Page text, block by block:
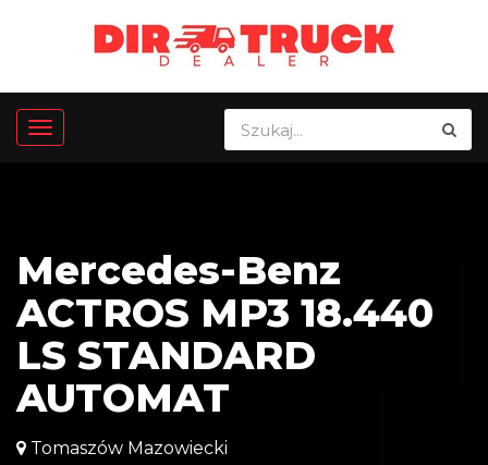
Mercedes-Benz
ACTROS MP3 18.440
LS STANDARD
AUTOMAT
Tomaszów Mazowiecki